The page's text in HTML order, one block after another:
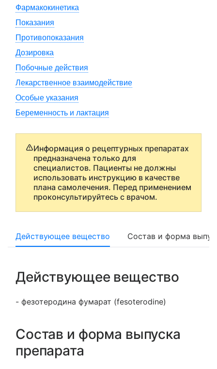
Фармакокинетика
Показания
Противопоказания
Дозировка
Побочные действия
Лекарственное взаимодействие
Особые указания
Беременность и лактация
Информация о рецептурных препаратах
предназначена только для
специалистов. Пациенты не должны
использовать инструкцию в качестве
плана самолечения. Перед применением
проконсультируйтесь с врачом.
Действующее вещество Состав и форма
Действующее вещество
- фезотеродина фумарат (fesoterodine)
Состав и форма выпуска
препарата